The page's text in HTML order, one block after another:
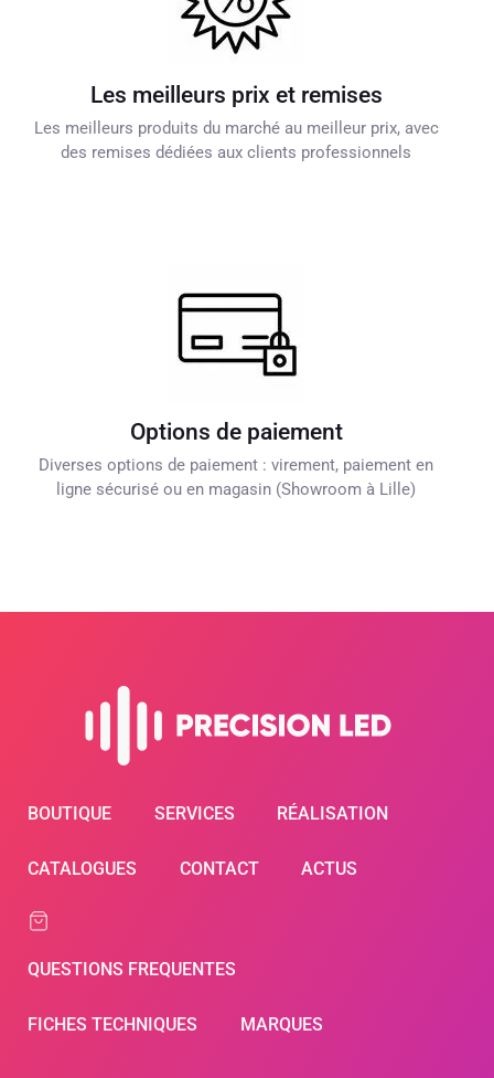
Les meilleurs prix et remises
Les meilleurs produits du marché au meilleur prix, avec
des remises dédiées aux clients professionnels
Options de paiement
Diverses options de paiement : virement, paiement en
ligne sécurisé ou en magasin (Showroom à Lille)
BOUTIQUE SERVICES RÉALISATION
CATALOGUES CONTACT ACTUS
QUESTIONS FREQUENTES
FICHES TECHNIQUES MARQUES